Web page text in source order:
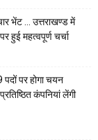
भेंट … उत्तराखण्ड में
हुई महत्वपूर्ण चर्चा
पर होगा चयन
कंपनियां लेंगी